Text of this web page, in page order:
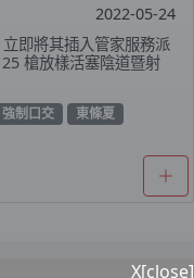
2022-05-24
即將其插入管家服務派
槍放樣活塞陰道暨射
強制口交
東條夏
X[close]